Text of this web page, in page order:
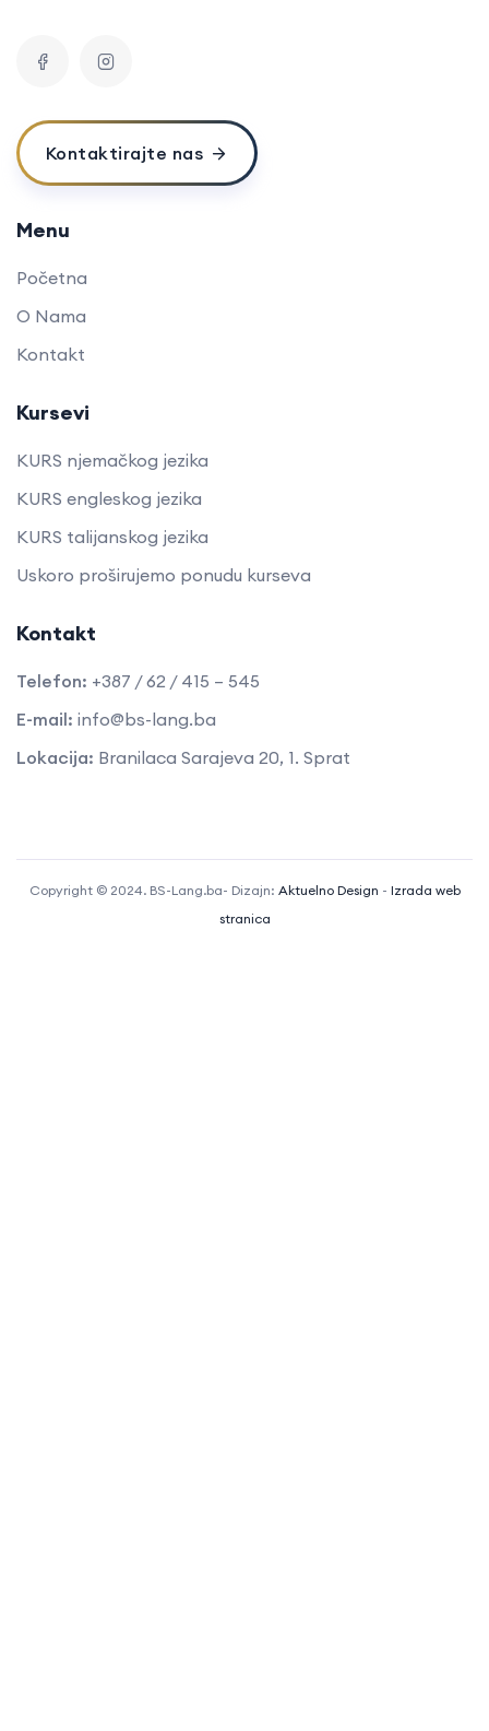
Kontaktirajte nas
Menu
Početna
O Nama
Kontakt
Kursevi
KURS njemačkog jezika
KURS engleskog jezika
KURS talijanskog jezika
Uskoro proširujemo ponudu kurseva
Kontakt
Telefon: +387 / 62 / 415 – 545
E-mail: info@bs-lang.ba
Lokacija: Branilaca Sarajeva 20, 1. Sprat
Copyright © 2024. BS-Lang.ba- Dizajn: Aktuelno Design - Izrada web
stranica